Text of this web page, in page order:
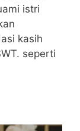
istri
kasih
seperti